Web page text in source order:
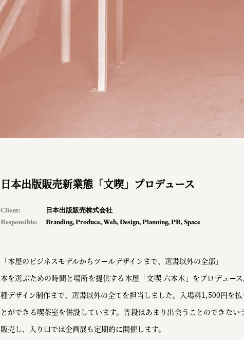
日本出版販売新業態「文喫」プロデュース
Client:
日本出版販売株式会社
Responsible:
Branding,Produce,Web,Design,Planning,PR,Space
「本屋のビジネスモデルからツールデザインまで、選書以外の全部」
本を選ぶための時間と場所を提供する本屋「文喫 六本木」をプロデュー
種デザイン制作まで、選書以外の全てを担当しました。入場料1,500円を
とができる喫茶室を併設しています。普段はあまり出会うことのできな
販売し、入り口では企画展も定期的に開催します。